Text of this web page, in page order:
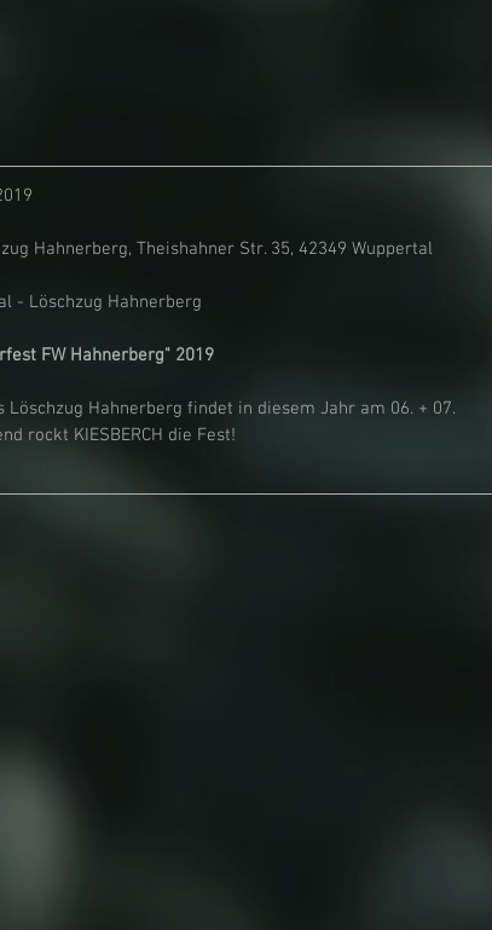
Hahnerberg, Theishahner Str. 35, 42349 Wuppertal
- Löschzug Hahnerberg
FW Hahnerberg" 2019
Hahnerberg findet in diesem Jahr am 06. + 07.
rockt KIESBERCH die Fest!